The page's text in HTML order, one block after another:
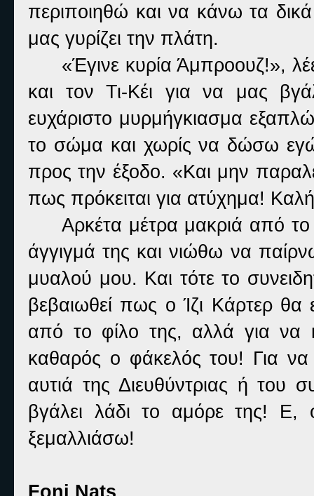
περιποιηθώ και να κάνω τα
μας γυρίζει την πλάτη.
«Έγινε κυρία Άμπροουζ!»,
και τον Τι-Κέι για να μας
ευχάριστο μυρμήγκιασμα
το σώμα και χωρίς να δώσω
προς την έξοδο. «Και μην
πως πρόκειται για ατύχημα!
Αρκέτα μέτρα μακριά από
άγγιγμά της και νιώθω να
μυαλού μου. Και τότε το
βεβαιωθεί πως ο Ίζι Κάρτερ
από το φίλο της, αλλά για να
καθαρός ο φάκελός του! Για
αυτιά της Διευθύντριας ή του
βγάλει λάδι το αμόρε της!
ξεμαλλιάσω!
Foni Nats